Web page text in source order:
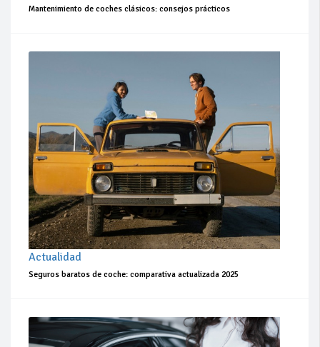
Mantenimiento de coches clásicos: consejos prácticos
Actualidad
Seguros baratos de coche: comparativa actualizada 2025